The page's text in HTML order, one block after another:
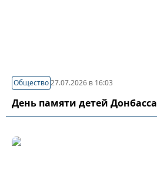
Общество27.07.2026 в 16:03
День памяти детей Донбасса